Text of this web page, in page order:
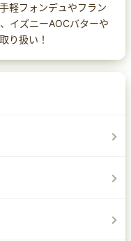
軽フォンデュやフラン
イズニーAOCバターや
り扱い！